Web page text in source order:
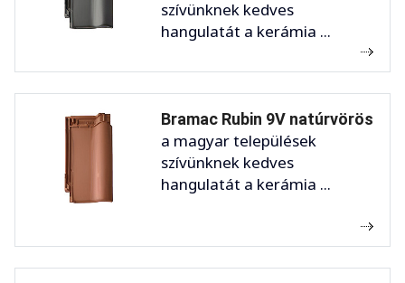
szívünknek kedves
hangulatát a kerámia ...
Bramac Rubin 9V natúrvörös
a magyar települések
szívünknek kedves
hangulatát a kerámia ...